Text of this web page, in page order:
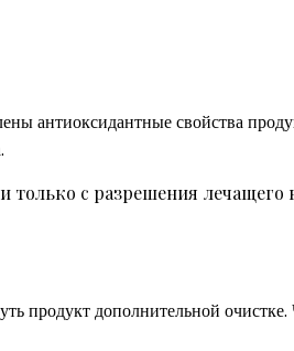
антиоксидантные свойства
только с разрешения лечащего
продукт дополнительной